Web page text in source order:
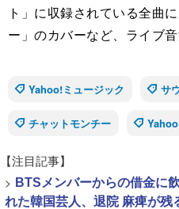
ト」に収録されている全曲
ー」のカバーなど、ライブ音
Yahoo!ミュージック
サ
チャットモンチー
【注目記事】
> BTSメンバーからの借金に
れた韓国芸人、退院 麻痺が残